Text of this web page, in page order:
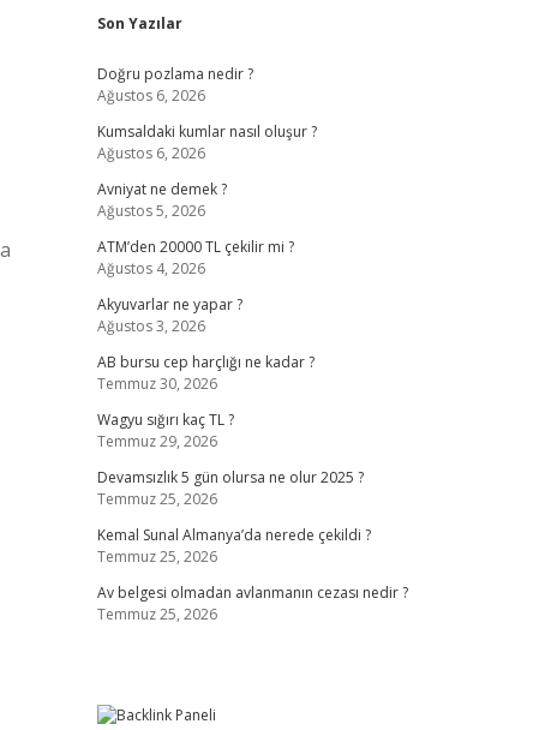
Sidebar
Son Yazılar
Doğru pozlama nedir ?
Ağustos 6, 2026
Kumsaldaki kumlar nasıl oluşur ?
Ağustos 6, 2026
Avniyat ne demek ?
Ağustos 5, 2026
ATM’den 20000 TL çekilir mi ?
Ağustos 4, 2026
Akyuvarlar ne yapar ?
Ağustos 3, 2026
AB bursu cep harçlığı ne kadar ?
Temmuz 30, 2026
Wagyu sığırı kaç TL ?
Temmuz 29, 2026
Devamsızlık 5 gün olursa ne olur 2025 ?
Temmuz 25, 2026
Kemal Sunal Almanya’da nerede çekildi ?
Temmuz 25, 2026
Av belgesi olmadan avlanmanın cezası nedir ?
Temmuz 25, 2026